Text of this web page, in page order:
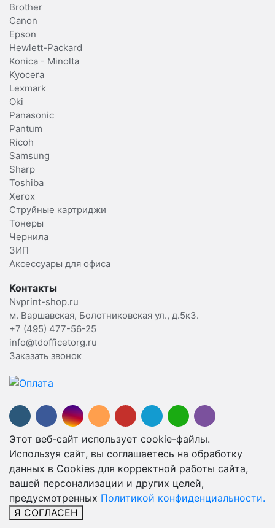
Brother
Canon
Epson
Hewlett-Packard
Konica - Minolta
Kyocera
Lexmark
Oki
Panasonic
Pantum
Ricoh
Samsung
Sharp
Toshiba
Xerox
Струйные картриджи
Тонеры
Чернила
ЗИП
Аксессуары для офиса
Контакты
Nvprint-shop.ru
м. Варшавская, Болотниковская ул., д.5к3.
+7 (495) 477-56-25
info@tdofficetorg.ru
Заказать звонок
Этот веб-сайт использует cookie-файлы.
Используя сайт, вы соглашаетесь на обработку
данных в Cookies для корректной работы сайта,
вашей персонализации и других целей,
предусмотренных Политикой конфиденциальности.
Я СОГЛАСЕН